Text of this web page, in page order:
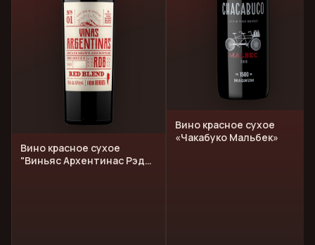
Вино красное сухое
"Виньяс Архентинас Рэд
Вино красное сухое
«Чакабуко Мальбек»